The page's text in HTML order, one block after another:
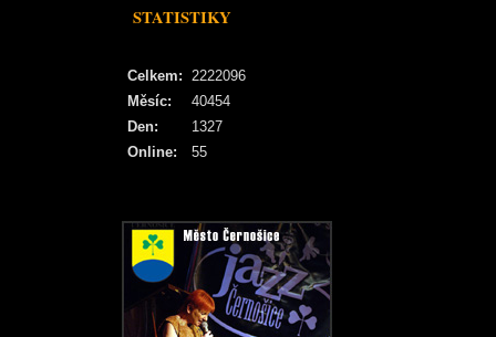
STATISTIKY
Online: 55
Celkem: 2222096
Měsíc:
40454
Den:
1327